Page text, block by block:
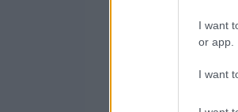
I want
or app.
I want
Kijelentette, ma
már